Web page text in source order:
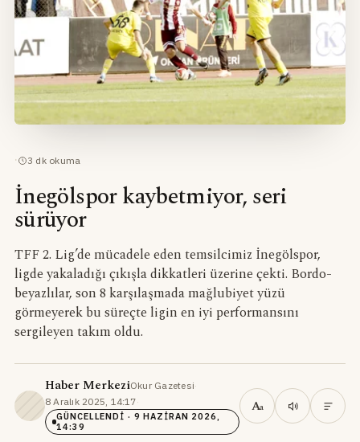
· 3 dk okuma
İnegölspor kaybetmiyor, seri
sürüyor
TFF 2. Lig’de mücadele eden temsilcimiz İnegölspor,
ligde yakaladığı çıkışla dikkatleri üzerine çekti. Bordo-
beyazlılar, son 8 karşılaşmada mağlubiyet yüzü
görmeyerek bu süreçte ligin en iyi performansını
sergileyen takım oldu.
Haber MerkeziOkur Gazetesi·
8 Aralık 2025, 14:17·
GÜNCELLENDI · 9 HAZIRAN 2026,
14:39
Aa